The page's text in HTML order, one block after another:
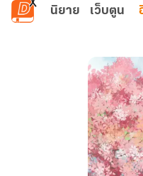
ข้ามไปยังเนื้อหาหลัก
นิยาย เว็บตูน